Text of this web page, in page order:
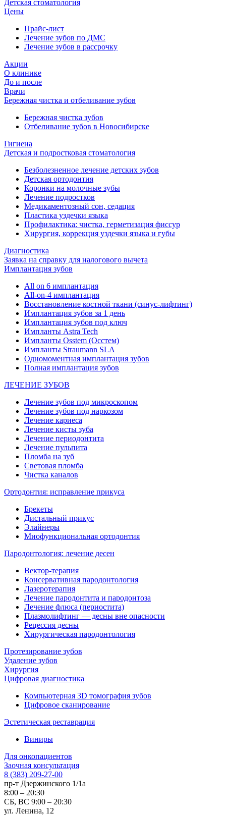
Детская стоматология
Цены
Прайс-лист
Лечение зубов по ДМС
Лечение зубов в рассрочку
Акции
О клинике
До и после
Врачи
Бережная чистка и отбеливание зубов
Бережная чистка зубов
Отбеливание зубов в Новосибирске
Гигиена
Детская и подростковая стоматология
Безболезненное лечение детских зубов
Детская ортодонтия
Коронки на молочные зубы
Лечение подростков
Медикаментозный сон, седация
Пластика уздечки языка
Профилактика: чистка, герметизация фиссур
Хирургия, коррекция уздечки языка и губы
Диагностика
Заявка на справку для налогового вычета
Имплантация зубов
All on 6 имплантация
All-on-4 имплантация
Восстановление костной ткани (синус-лифтинг)
Имплантация зубов за 1 день
Имплантация зубов под ключ
Импланты Astra Tech
Импланты Osstem (Осстем)
Импланты Straumann SLA
Одномоментная имплантация зубов
Полная имплантация зубов
ЛЕЧЕНИЕ ЗУБОВ
Лечение зубов под микроскопом
Лечение зубов под наркозом
Лечение кариеса
Лечение кисты зуба
Лечение периодонтита
Лечение пульпита
Пломба на зуб
Световая пломба
Чистка каналов
Ортодонтия: исправление прикуса
Брекеты
Дистальный прикус
Элайнеры
Миофункциональная ортодонтия
Пародонтология: лечение десен
Вектор-терапия
Консервативная пародонтология
Лазеротерапия
Лечение пародонтита и пародонтоза
Лечение флюса (периостита)
Плазмолифтинг — десны вне опасности
Рецессия десны
Хирургическая пародонтология
Протезирование зубов
Удаление зубов
Хирургия
Цифровая диагностика
Компьютерная 3D томография зубов
Цифровое сканирование
Эстетическая реставрация
Виниры
Для онкопациентов
Заочная консультация
8 (383) 209-27-00
пр-т Дзержинского 1/1а
8:00 – 20:30
СБ, ВС 9:00 – 20:30
ул. Ленина, 12